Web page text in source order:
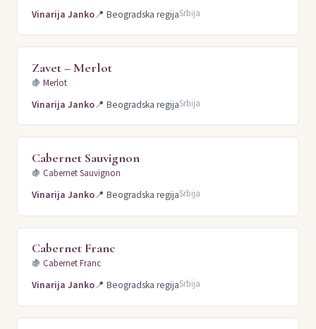
Vinarija Janko📍 Beogradska regijaSrbija
Zavet – Merlot
🍇 Merlot
Vinarija Janko📍 Beogradska regijaSrbija
Cabernet Sauvignon
🍇 Cabernet Sauvignon
Vinarija Janko📍 Beogradska regijaSrbija
Cabernet Franc
🍇 Cabernet Franc
Vinarija Janko📍 Beogradska regijaSrbija